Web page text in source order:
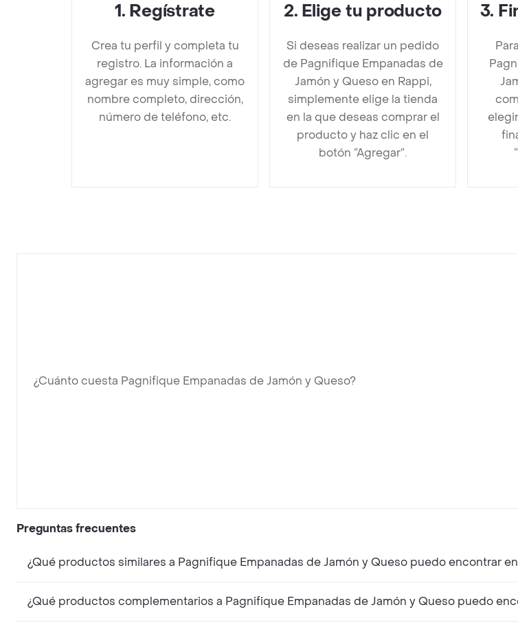
1. Regístrate
Crea tu perfil y completa tu
registro. La información a
agregar es muy simple, como
nombre completo, dirección,
número de teléfono, etc.
2. Elige tu producto
Si deseas realizar un pedido
de Pagnifique Empanadas de
Jamón y Queso en Rappi,
simplemente elige la tienda
en la que deseas comprar el
producto y haz clic en el
botón “Agregar”.
3.
¿Cuánto cuesta Pagnifique Empanadas de Jamón y Queso?
Preguntas frecuentes
¿Qué productos similares a Pagnifique Empanadas de Jamón y Queso puedo encontrar
¿Qué productos complementarios a Pagnifique Empanadas de Jamón y Queso puedo